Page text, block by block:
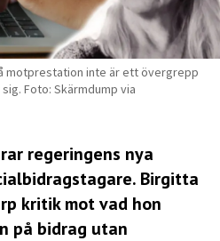
motprestation inte är ett övergrepp
Foto: Skärmdump via
regeringens nya
Birgitta
kritik mot vad hon
på bidrag utan